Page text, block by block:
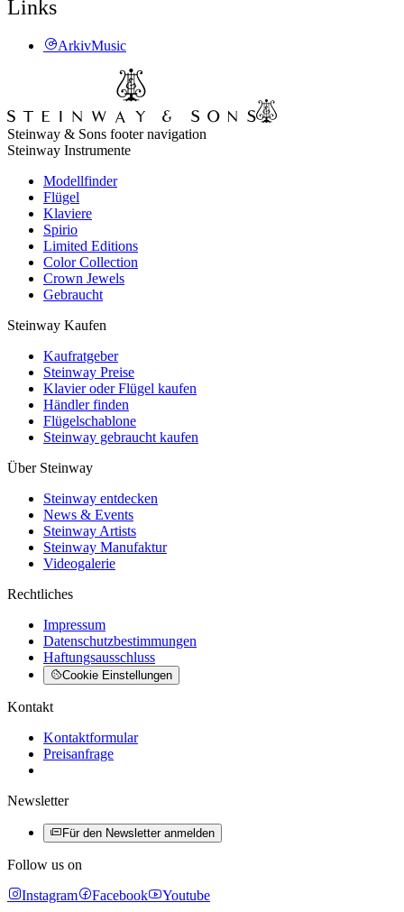
Links
ArkivMusic
Steinway & Sons footer navigation
Steinway Instrumente
Modellfinder
Flügel
Klaviere
Spirio
Limited Editions
Color Collection
Crown Jewels
Gebraucht
Steinway Kaufen
Kaufratgeber
Steinway Preise
Klavier oder Flügel kaufen
Händler finden
Flügelschablone
Steinway gebraucht kaufen
Über Steinway
Steinway entdecken
News & Events
Steinway Artists
Steinway Manufaktur
Videogalerie
Rechtliches
Impressum
Datenschutzbestimmungen
Haftungsausschluss
Cookie Einstellungen
Kontakt
Kontaktformular
Preisanfrage
Newsletter
Für den Newsletter anmelden
Follow us on
Instagram
Facebook Youtube